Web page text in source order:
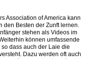
Association of America kann
den Besten der Zunft lernen.
stehen als Videos im
können umfassende
dass auch der Laie die
Dazu werden oft auch